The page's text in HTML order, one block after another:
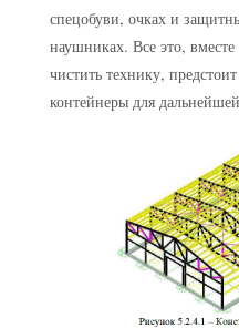
спецобуви, очках и
наушниках. Все это,
чистить технику,
контейнеры для